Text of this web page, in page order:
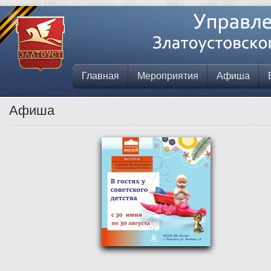
Главная Мероприятия Афиша
Афиша